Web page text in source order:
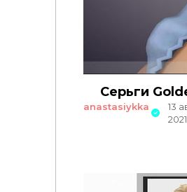
Серьги
anastasiykka
13